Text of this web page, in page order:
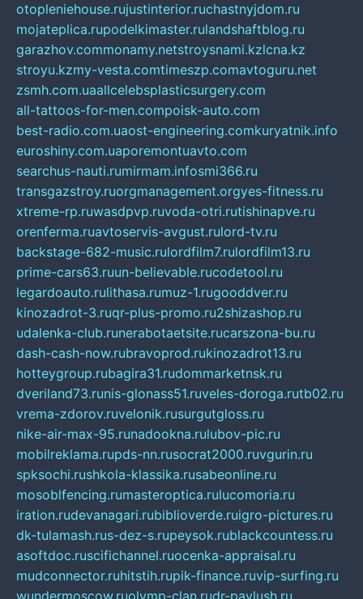
otopleniehouse.rujustinterior.ruchastnyjdom.ru
mojateplica.rupodelkimaster.rulandshaftblog.ru
garazhov.commonamy.netstroysnami.kzlcna.kz
stroyu.kzmy-vesta.comtimeszp.comavtoguru.net
zsmh.com.uaallcelebsplasticsurgery.com
all-tattoos-for-men.compoisk-auto.com
best-radio.com.uaost-engineering.comkuryatnik.info
euroshiny.com.uaporemontuavto.com
searchus-nauti.rumirmam.infosmi366.ru
transgazstroy.ruorgmanagement.orgyes-fitness.ru
xtreme-rp.ruwasdpvp.ruvoda-otri.rutishinapve.ru
orenferma.ruavtoservis-avgust.rulord-tv.ru
backstage-682-music.rulordfilm7.rulordfilm13.ru
prime-cars63.ruun-believable.rucodetool.ru
legardoauto.rulithasa.rumuz-1.rugooddver.ru
kinozadrot-3.ruqr-plus-promo.ru2shizashop.ru
udalenka-club.runerabotaetsite.rucarszona-bu.ru
dash-cash-now.rubravoprod.rukinozadrot13.ru
hotteygroup.rubagira31.rudommarketnsk.ru
dveriland73.runis-glonass51.ruveles-doroga.rutb02.ru
vrema-zdorov.ruvelonik.rusurgutgloss.ru
nike-air-max-95.runadookna.rulubov-pic.ru
mobilreklama.rupds-nn.rusocrat2000.ruvgurin.ru
spksochi.rushkola-klassika.rusabeonline.ru
mosoblfencing.rumasteroptica.rulucomoria.ru
iration.rudevanagari.rubiblioverde.ruigro-pictures.ru
dk-tulamash.rus-dez-s.rupeysok.rublackcountess.ru
asoftdoc.ruscifichannel.ruocenka-appraisal.ru
mudconnector.ruhitstih.rupik-finance.ruvip-surfing.ru
wundermoscow.ruolymp-clan.rudr-pavlush.ru